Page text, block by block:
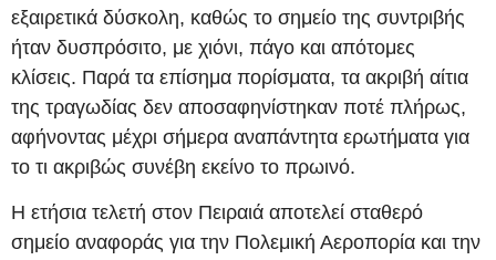
εξαιρετικά δύσκολη, καθώς το σημείο της συντριβής
ήταν δυσπρόσιτο, με χιόνι, πάγο και απότομες
κλίσεις. Παρά τα επίσημα πορίσματα, τα ακριβή αίτια
της τραγωδίας δεν αποσαφηνίστηκαν ποτέ πλήρως,
αφήνοντας μέχρι σήμερα αναπάντητα ερωτήματα για
το τι ακριβώς συνέβη εκείνο το πρωινό.
Η ετήσια τελετή στον Πειραιά αποτελεί σταθερό
σημείο αναφοράς για την Πολεμική Αεροπορία και την